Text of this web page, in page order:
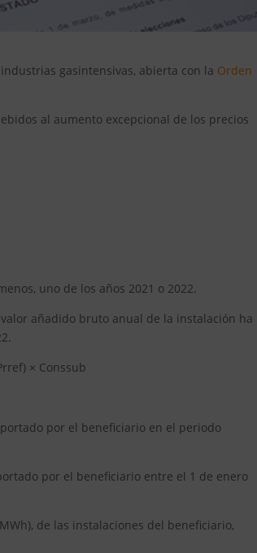
gasintensivas, abierta con la Orden
al aumento excepcional de los precios
uno de los años 2021 o 2022.
añadido bruto anual de la instalación ha
× Conssub
por el beneficiario en el periodo
por el beneficiario entre el 1 de enero
de las instalaciones del beneficiario,